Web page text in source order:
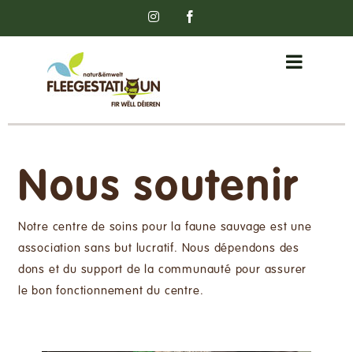
Instagram
Nous soutenir
Notre centre de soins pour la faune sauvage est une
association sans but lucratif. Nous dépendons des
dons et du support de la communauté pour assurer
le bon fonctionnement du centre.